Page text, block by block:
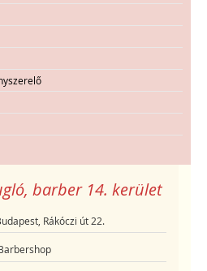
barber 14. kerület
Rákóczi út 22.